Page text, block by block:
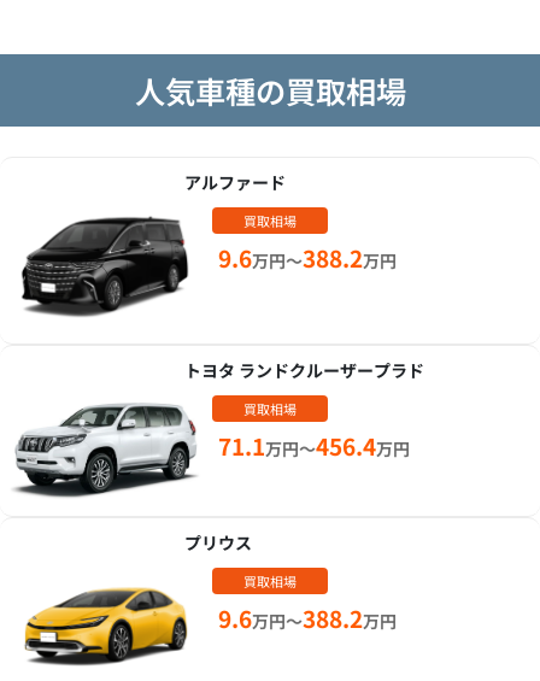
人気車種の買取相場
アルファード
買取相場
9.6万円～388.2万円
トヨタ ランドクルーザープラド
買取相場
71.1万円～456.4万円
プリウス
買取相場
9.6万円～388.2万円